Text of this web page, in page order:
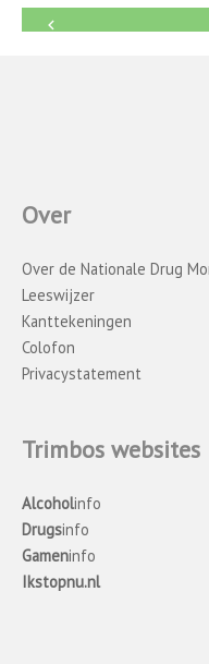
←
Over
Over de Nationale Drug
Leeswijzer
Kanttekeningen
Colofon
Privacystatement
Trimbos websites
Alcoholinfo
Drugsinfo
Gameninfo
Ikstopnu.nl